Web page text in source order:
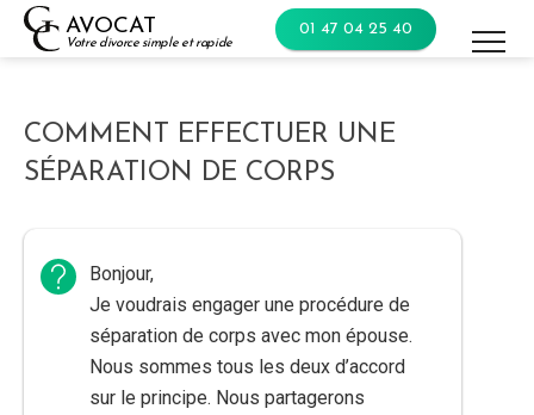
Skip
AVOCAT
Votre divorce simple et rapide
01 47 04 25 40
COMMENT EFFECTUER UNE
SÉPARATION DE CORPS
Bonjour,
Je voudrais engager une procédure de
séparation de corps avec mon épouse.
Nous sommes tous les deux d’accord
sur le principe. Nous partagerons